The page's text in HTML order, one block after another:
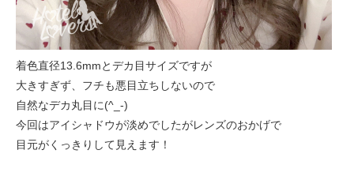
着色直径13.6mmとデカ目サイズですが
大きすぎず、フチも悪目立ちしないので
自然なデカ丸目に(^_-)
今回はアイシャドウが淡めでしたがレンズのおかげで
目元がくっきりして見えます！